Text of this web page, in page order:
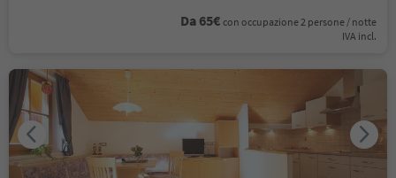
Da 65€ con occupazione 2 persone / notte
IVA incl.